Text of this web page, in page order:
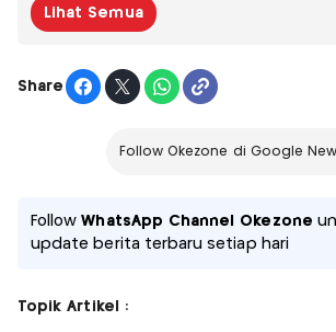
Lihat Semua
Share
Follow Okezone di Google
FollowWhatsApp Channel Okezone
update berita terbaru setiap hari
Topik Artikel :